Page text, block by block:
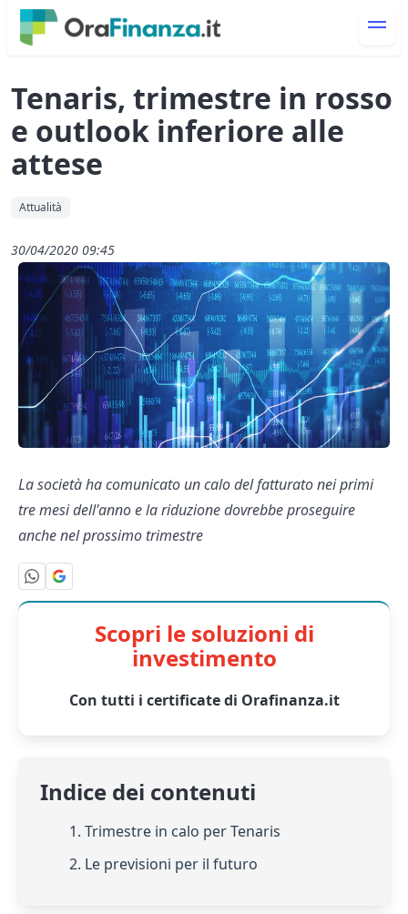
Tenaris, trimestre in rosso
e outlook inferiore alle
attese
Attualità
30/04/2020 09:45
La società ha comunicato un calo del fatturato nei primi
tre mesi dell'anno e la riduzione dovrebbe proseguire
anche nel prossimo trimestre
Scopri le soluzioni di
investimento
Con tutti i certificate di Orafinanza.it
Indice dei contenuti
1. Trimestre in calo per Tenaris
2. Le previsioni per il futuro